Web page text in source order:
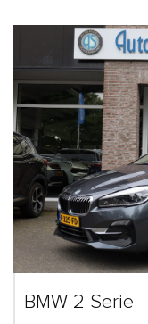
BMW 2 Serie